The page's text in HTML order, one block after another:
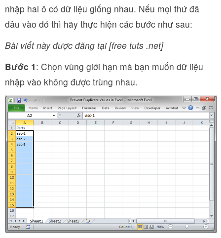
nhập hai ô có dữ liệu giống nhau. Nếu mọi thứ đã
đâu vào đó thì hãy thực hiện các bước như sau:
Bài viết này được đăng tại [free tuts .net]
Bước 1: Chọn vùng giới hạn mà bạn muốn dữ liệu
nhập vào không được trùng nhau.